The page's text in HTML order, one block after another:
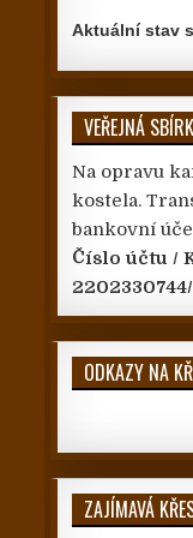
Aktuální stav
VEŘEJNÁ
Na opravu
kostela.
bankovní
Číslo účtu /
ODKAZY NA
ZAJÍMAVÁ